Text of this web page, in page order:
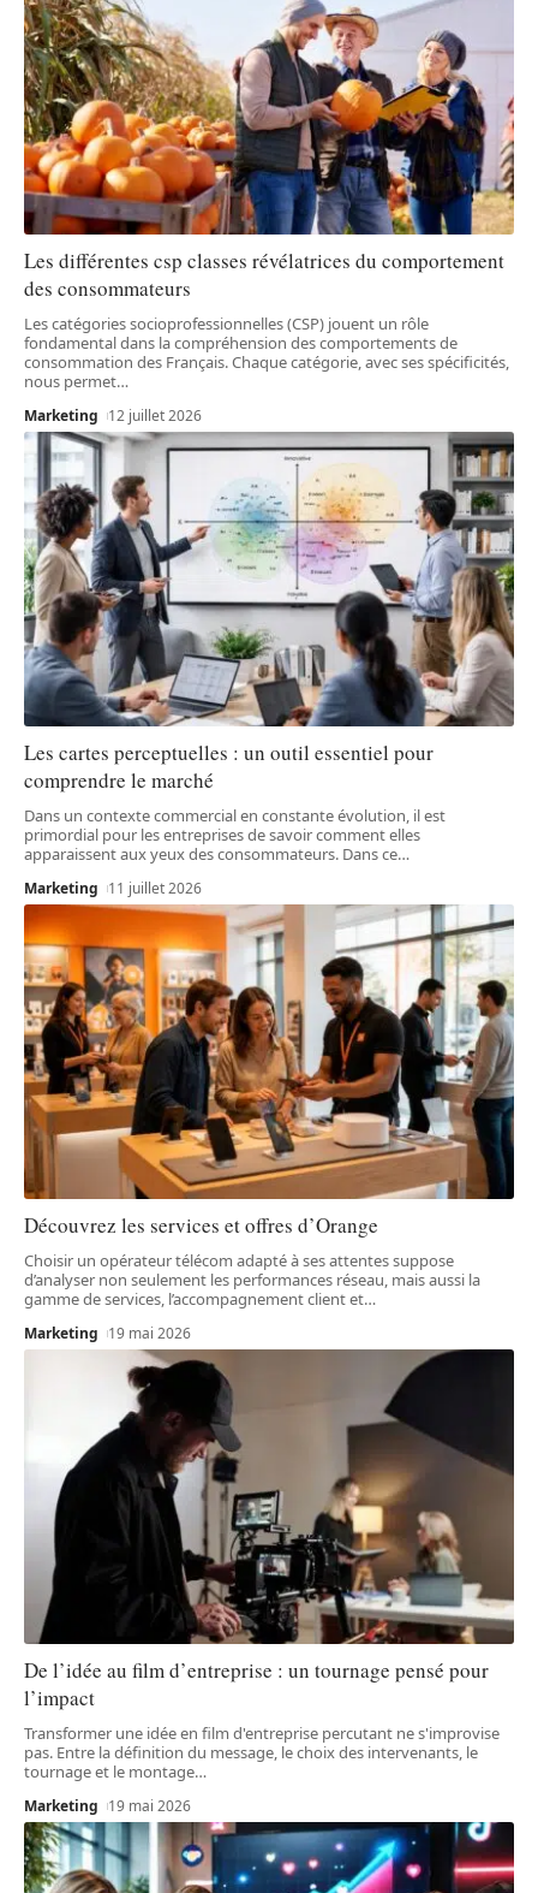
Les différentes csp classes révélatrices du comportement
des consommateurs
Les catégories socioprofessionnelles (CSP) jouent un rôle
fondamental dans la compréhension des comportements de
consommation des Français. Chaque catégorie, avec ses spécificités,
nous permet…
Marketing 12 juillet 2026
Les cartes perceptuelles : un outil essentiel pour
comprendre le marché
Dans un contexte commercial en constante évolution, il est
primordial pour les entreprises de savoir comment elles
apparaissent aux yeux des consommateurs. Dans ce…
Marketing 11 juillet 2026
Découvrez les services et offres d’Orange
Choisir un opérateur télécom adapté à ses attentes suppose
d’analyser non seulement les performances réseau, mais aussi la
gamme de services, l’accompagnement client et…
Marketing 19 mai 2026
De l’idée au film d’entreprise : un tournage pensé pour
l’impact
Transformer une idée en film d'entreprise percutant ne s'improvise
pas. Entre la définition du message, le choix des intervenants, le
tournage et le montage…
Marketing 19 mai 2026